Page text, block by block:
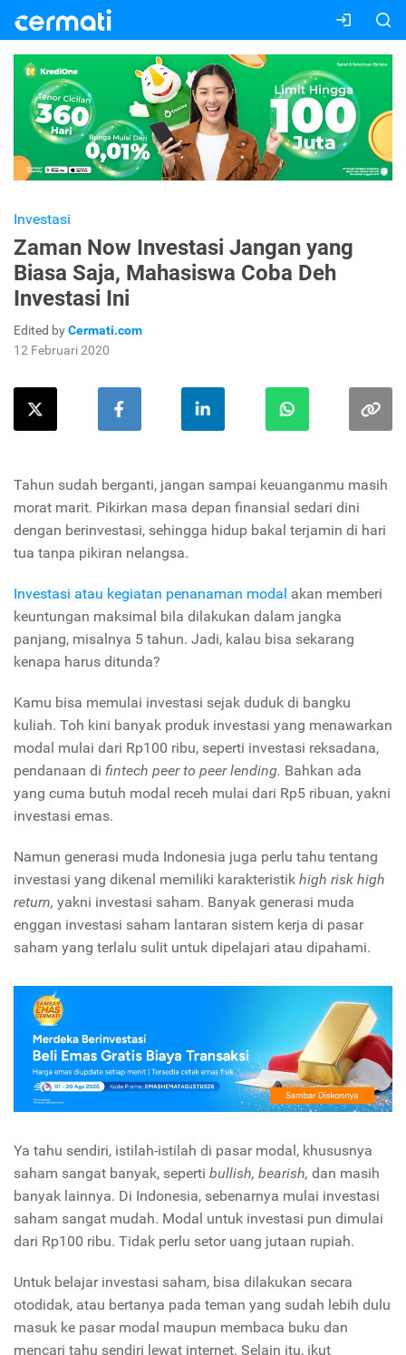
Investasi
Zaman Now Investasi Jangan yang
Biasa Saja, Mahasiswa Coba Deh
Investasi Ini
Edited byCermati.com
12 Februari 2020
Tahun sudah berganti, jangan sampai keuanganmu masih
morat marit. Pikirkan masa depan finansial sedari dini
dengan berinvestasi, sehingga hidup bakal terjamin di hari
tua tanpa pikiran nelangsa.
Investasi atau kegiatan penanaman modal akan memberi
keuntungan maksimal bila dilakukan dalam jangka
panjang, misalnya 5 tahun. Jadi, kalau bisa sekarang
kenapa harus ditunda?
Kamu bisa memulai investasi sejak duduk di bangku
kuliah. Toh kini banyak produk investasi yang menawarkan
modal mulai dari Rp100 ribu, seperti investasi reksadana,
pendanaan di fintech peer to peer lending. Bahkan ada
yang cuma butuh modal receh mulai dari Rp5 ribuan, yakni
investasi emas.
Namun generasi muda Indonesia juga perlu tahu tentang
investasi yang dikenal memiliki karakteristik high risk high
return, yakni investasi saham. Banyak generasi muda
enggan investasi saham lantaran sistem kerja di pasar
saham yang terlalu sulit untuk dipelajari atau dipahami.
Ya tahu sendiri, istilah-istilah di pasar modal, khususnya
saham sangat banyak, seperti bullish, bearish, dan masih
banyak lainnya. Di Indonesia, sebenarnya mulai investasi
saham sangat mudah. Modal untuk investasi pun dimulai
dari Rp100 ribu. Tidak perlu setor uang jutaan rupiah.
Untuk belajar investasi saham, bisa dilakukan secara
otodidak, atau bertanya pada teman yang sudah lebih dulu
masuk ke pasar modal maupun membaca buku dan
mencari tahu sendiri lewat internet. Selain itu, ikut